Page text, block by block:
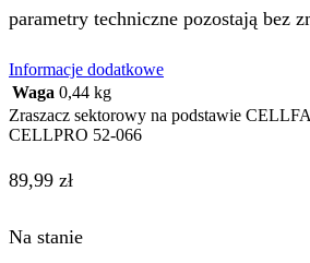
parametry techniczne pozostają bez
Informacje dodatkowe
Waga 0,44 kg
Zraszacz sektorowy na podstawie
CELLPRO 52-066
89,99 zł
Na stanie